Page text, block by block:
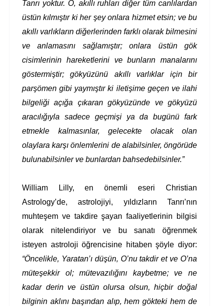
Tanrı yoktur. O, akıllı ruhları diğer tüm canlılardan
üstün kılmıştır ki her şey onlara hizmet etsin; ve bu
akıllı varlıkların diğerlerinden farklı olarak bilmesini
ve anlamasını sağlamıştır; onlara üstün gök
cisimlerinin hareketlerini ve bunların manalarını
göstermiştir; gökyüzünü akıllı varlıklar için bir
parşömen gibi yaymıştır ki iletişime geçen ve ilahi
bilgeliği açığa çıkaran gökyüzünde ve gökyüzü
aracılığıyla sadece geçmişi ya da bugünü fark
etmekle kalmasınlar, gelecekte olacak olan
olaylara karşı önlemlerini de alabilsinler, öngörüde
bulunabilsinler ve bunlardan bahsedebilsinler.”
William Lilly, en önemli eseri Christian
Astrology’de, astrolojiyi, yıldızların Tanrı’nın
muhteşem ve takdire şayan faaliyetlerinin bilgisi
olarak nitelendiriyor ve bu sanatı öğrenmek
isteyen astroloji öğrencisine hitaben şöyle diyor:
“Öncelikle, Yaratan’ı düşün, O’nu takdir et ve O’na
müteşekkir ol; mütevazılığını kaybetme; ve ne
kadar derin ve üstün olursa olsun, hiçbir doğal
bilginin aklını başından alıp, hem gökteki hem de